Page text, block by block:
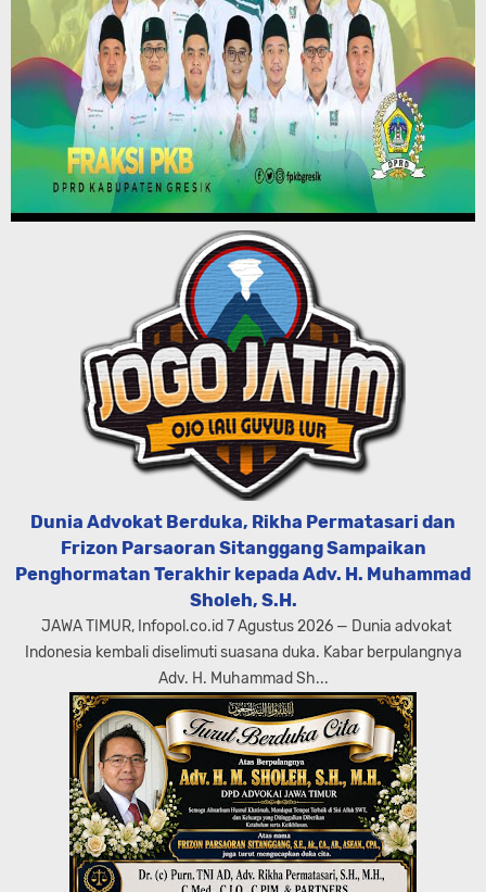
Dunia Advokat Berduka, Rikha Permatasari dan
Frizon Parsaoran Sitanggang Sampaikan
Penghormatan Terakhir kepada Adv. H. Muhammad
Sholeh, S.H.
JAWA TIMUR, Infopol.co.id 7 Agustus 2026 — Dunia advokat
Indonesia kembali diselimuti suasana duka. Kabar berpulangnya
Adv. H. Muhammad Sh...